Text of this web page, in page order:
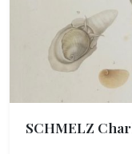
SCHMELZ